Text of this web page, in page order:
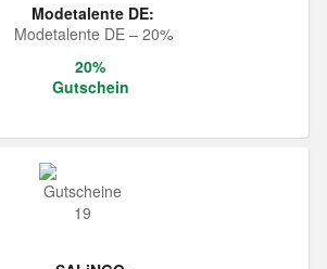
Modetalente DE:
Modetalente DE – 20%
20%
Gutschein